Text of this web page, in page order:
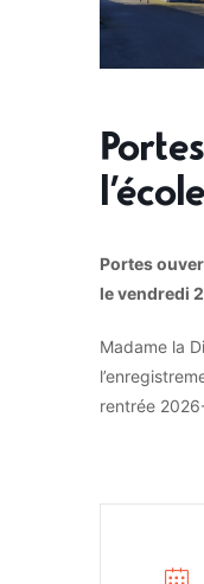
Portes
le vendredi
Madame la
rentrée